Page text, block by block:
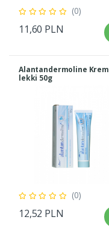
(0)
11,60 PLN
Alantandermoline Krem
lekki 50g
(0)
12,52 PLN